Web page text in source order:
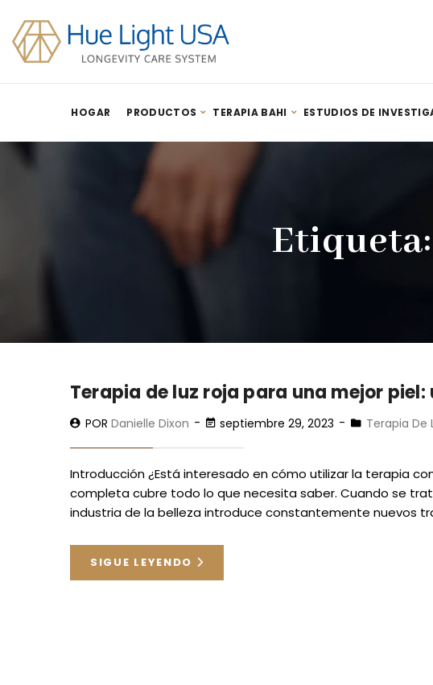
HOGAR PRODUCTOS TERAPIA BAHI ESTUDIOS DE
Etiqueta:
Terapia de luz roja para una mejor
POR Danielle Dixon septiembre 29, 2023 Terapia De
Introducción ¿Está interesado en cómo utilizar la terapia
completa cubre todo lo que necesita saber. Cuando se
industria de la belleza introduce constantemente nuevos
SIGUE LEYENDO